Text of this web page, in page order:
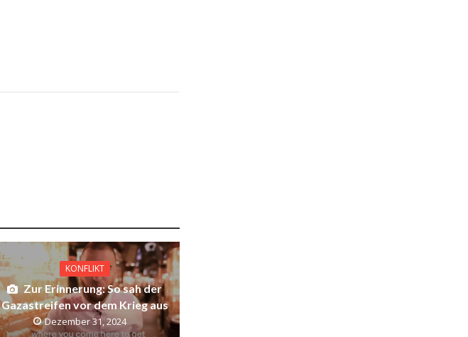
KONFLIKT
Zur Erinnerung: So sah der
Gazastreifen vor dem Krieg aus
Dezember 31, 2024